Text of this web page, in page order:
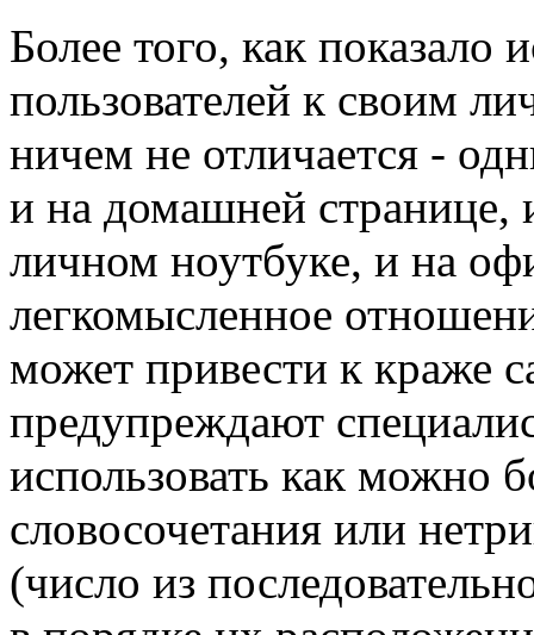
Более того, как показало
пользователей к своим
ничем не отличается -
и на домашней странице,
личном ноутбуке, и на
легкомысленное
может привести к краже
предупреждают
использовать как можно
словосочетания или
(число из